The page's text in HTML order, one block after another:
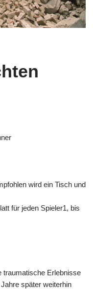
wird ein Tisch und
für jeden Spieler1, bis
traumatische Erlebnisse
später weiterhin